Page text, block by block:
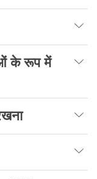
के रूप में